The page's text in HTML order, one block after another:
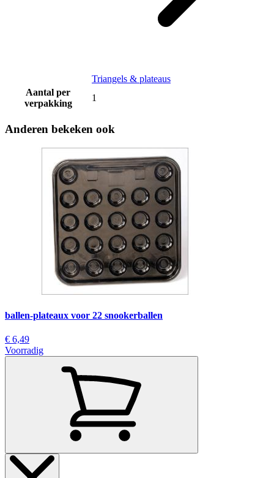
Triangels & plateaus
Aantal per
verpakking
1
Anderen bekeken ook
ballen-plateaux voor 22 snookerballen
€ 6,49
Voorradig